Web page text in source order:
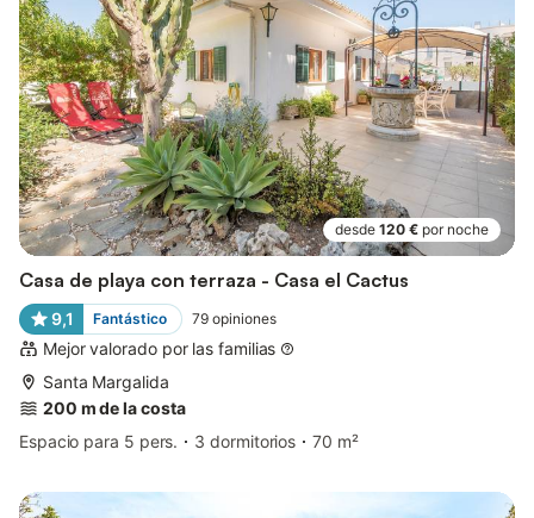
desde 120 € por noche
Casa de playa con terraza - Casa el Cactus
9,1 Fantástico 79 opiniones
Mejor valorado por las familias
Santa Margalida
200 m de la costa
Espacio para 5 pers.
3 dormitorios 70 m²